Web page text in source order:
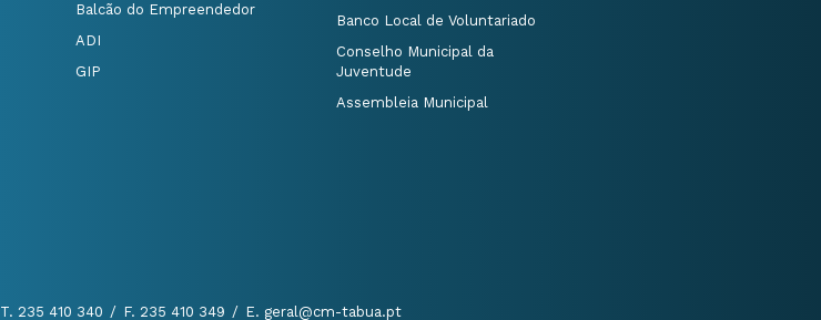
Balcão do Empreendedor
ADI
GIP
Banco Local de Voluntariado
Conselho Municipal da
Juventude
Assembleia Municipal
T. 235 410 340 / F. 235 410 349 / E. geral@cm-tabua.pt